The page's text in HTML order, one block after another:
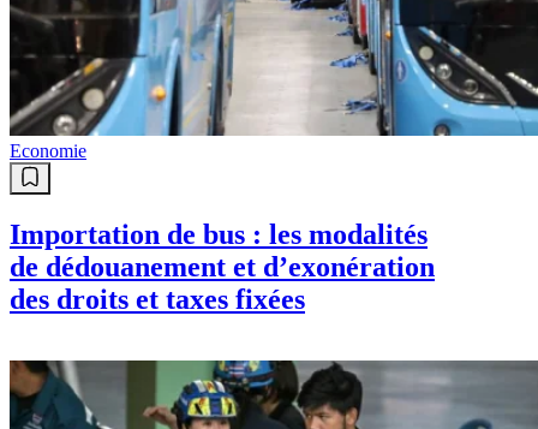
Economie
Importation de bus : les modalités
de dédouanement et d’exonération
des droits et taxes fixées